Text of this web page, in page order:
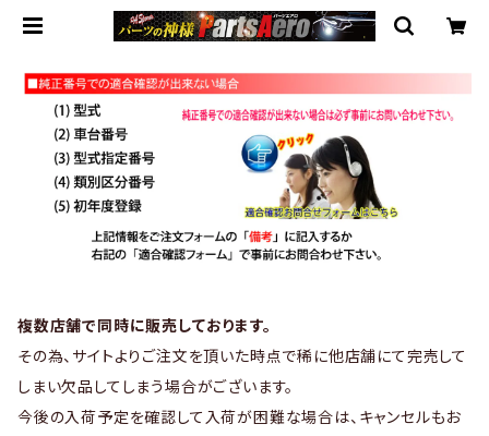
複数店舗で同時に販売しております。
その為、サイトよりご注文を頂いた時点で稀に他店舗にて完売して
しまい欠品してしまう場合がございます。
今後の入荷予定を確認して入荷が困難な場合は、キャンセルもお